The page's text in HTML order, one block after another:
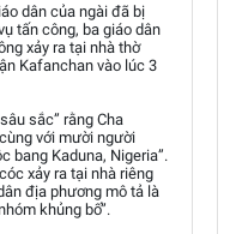
dân của ngài đã bị
tấn công, ba giáo dân
xảy ra tại nhà thờ
Kafanchan vào lúc 3
sắc” rằng Cha
với mười người
bang Kaduna, Nigeria”.
xảy ra tại nhà riêng
địa phương mô tả là
khủng bố”.